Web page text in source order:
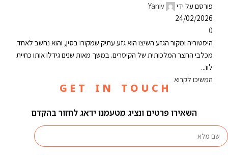
פורסם על ידי
Yaniv
24/02/2026
0
היסטוריה ומקור הגזע השיצו הוא גזע עתיק שמקורו בסין, והוא נחשב לאחד
מכלבי החצר המלכותית של הקיסרים. במשך מאות שנים גידלו אותו כחיית
לוו...
המשיכו לקרוא
G E T I N T O U C H
השאירו פרטים ונציג מטעמנו ידאג לחזור בהקדם